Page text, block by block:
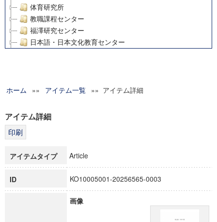
体育研究所
教職課程センター
福澤研究センター
日本語・日本文化教育センター
グローバルリサーチインスティテュート
科学研究費補助金研究成果報告書
博士課程教育リーディングプログラム「超成熟社会発展のサ
ホーム »» アイテム一覧 »» アイテム詳細
アイテム詳細
アイテムタイプ Article
ID KO10005001-20256565-0003
画像